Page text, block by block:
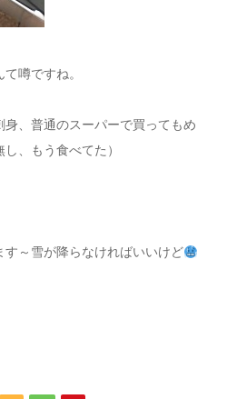
噂ですね。
、普通のスーパーで買ってもめ
、もう食べてた）
～雪が降らなければいいけど